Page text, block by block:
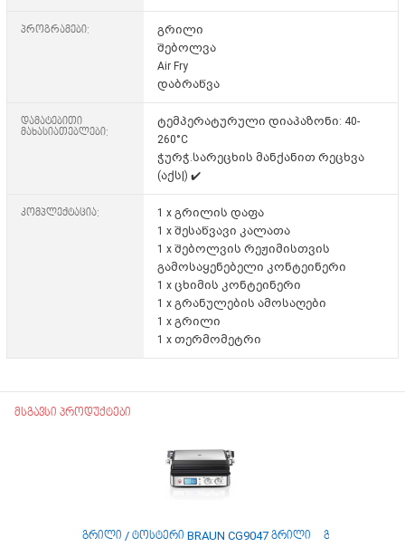
პროგრამები:
გრილი
შებოლვა
Air Fry
დაბრაწვა
დამატებითი
მახასიათებლები:
ტემპერატურული დიაპაზონი: 40-
260°C
ჭურჭ.სარეცხის მანქანით რეცხვა
(აქს|) ✔️
კომპლექტაცია:
1 x გრილის დაფა
1 x შესაწვავი კალათა
1 x შებოლვის რეჟიმისთვის
გამოსაყენებელი კონტეინერი
1 x ცხიმის კონტეინერი
1 x გრანულების ამოსაღები
1 x გრილი
1 x თერმომეტრი
მსგავსი პროდუქტები
გრილი / ტოსტერი BRAUN CG9047 გრილი გრილი /